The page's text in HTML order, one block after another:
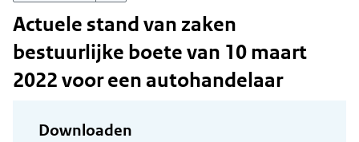
Actuele stand van zaken
bestuurlijke boete van 10 maart
2022 voor een autohandelaar
Downloaden